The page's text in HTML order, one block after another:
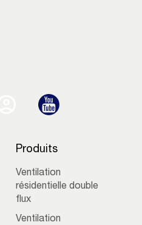
Produits
Ventilation
résidentielle double
flux
Ventilation